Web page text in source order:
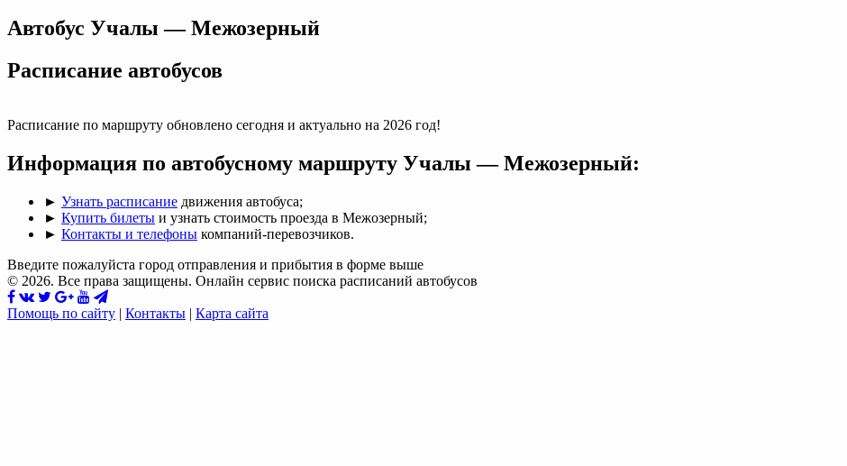
Автобус Учалы — Межозерный
Раcписание автобусов
Расписание по маршруту обновлено сегодня и актуально на 2026 год!
Информация по автобусному маршруту Учалы — Межозерный:
► Узнать расписание движения автобуса;
► Купить билеты и узнать стоимость проезда в Межозерный;
► Контакты и телефоны компаний-перевозчиков.
Введите пожалуйста город отправления и прибытия в форме выше
© 2026. Все права защищены. Онлайн сервис поиска расписаний автобусов
Помощь по сайту | Контакты | Карта сайта